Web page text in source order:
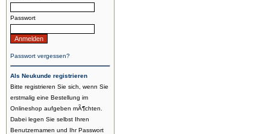
Passwort
Passwort vergessen?
Als Neukunde registrieren
Bitte registrieren Sie sich, wenn Sie
erstmalig eine Bestellung im
Onlineshop aufgeben mÃ¶chten.
Dabei legen Sie selbst Ihren
Benutzernamen und Ihr Passwort